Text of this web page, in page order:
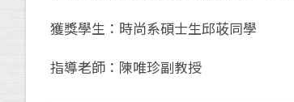
獲獎學生：時尚系碩士生邱荍同學
指導老師：陳唯珍副教授